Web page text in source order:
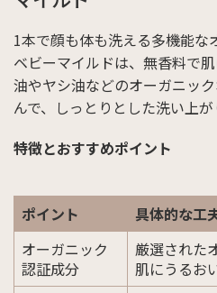
1本で顔も体も洗える多機能な
ベビーマイルドは、無香料で
油やヤシ油などのオーガニッ
んで、しっとりとした洗い上が
特徴とおすすめポイント
ポイント
具体的な工
オーガニック
認証成分
厳選された
肌にうるお